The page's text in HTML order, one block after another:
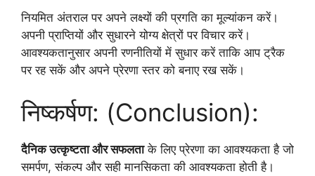
नियमित अंतराल पर अपने लक्ष्यों की प्रगति का मूल्यांकन करें।
अपनी प्राप्तियों और सुधारने योग्य क्षेत्रों पर विचार करें।
आवश्यकतानुसार अपनी रणनीतियों में सुधार करें ताकि आप ट्रैक
पर रह सकें और अपने प्रेरणा स्तर को बनाए रख सकें।
निष्कर्षण: (Conclusion):
दैनिक उत्कृष्टता और सफलताके लिए प्रेरणा का आवश्यकता है जो
समर्पण, संकल्प और सही मानसिकता की आवश्यकता होती है।